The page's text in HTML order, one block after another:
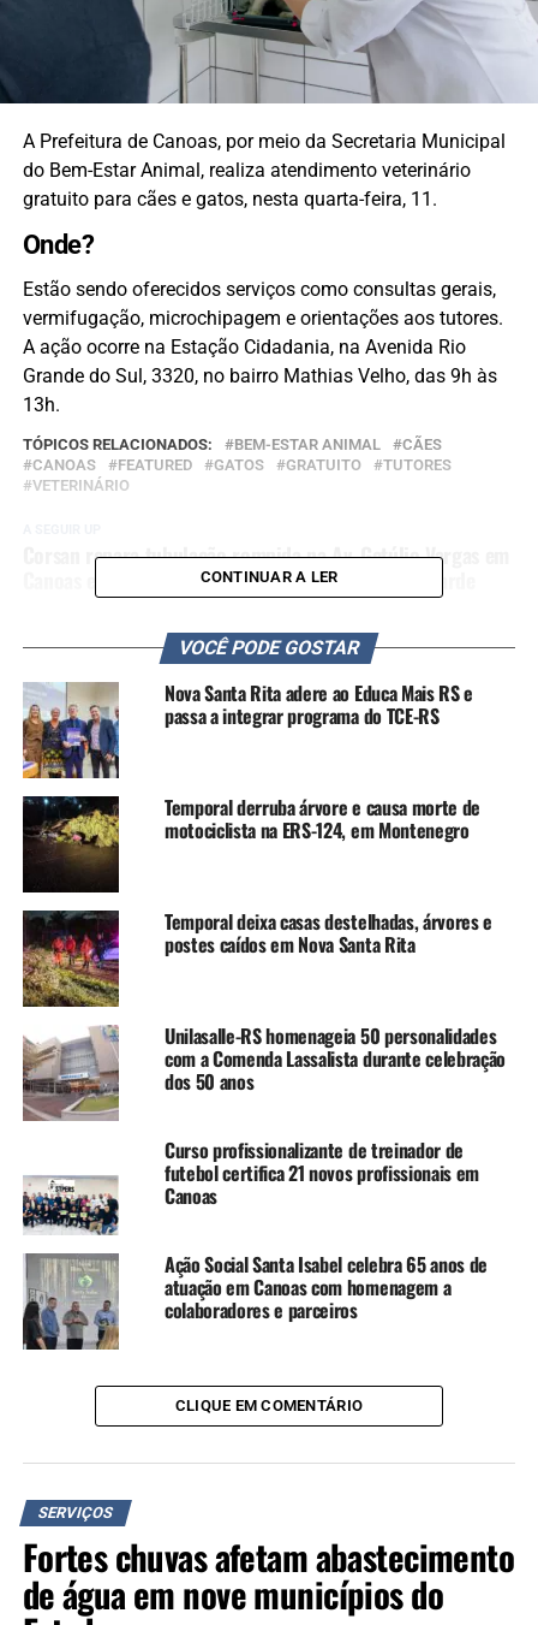
A Prefeitura de Canoas, por meio da Secretaria Municipal
do Bem-Estar Animal, realiza atendimento veterinário
gratuito para cães e gatos, nesta quarta-feira, 11.
Onde?
Estão sendo oferecidos serviços como consultas gerais,
vermifugação, microchipagem e orientações aos tutores.
A ação ocorre na Estação Cidadania, na Avenida Rio
Grande do Sul, 3320, no bairro Mathias Velho, das 9h às
13h.
TÓPICOS RELACIONADOS: BEM-ESTAR ANIMAL
CÃES
CANOAS
FEATURED GATOS GRATUITO
TUTORES
VETERINÁRIO
Corsan repara tubulação rompida na Av. Getúlio Vargas em
Canoas e normalização está prevista até o fim da tarde
Nova rede de água da Corsan entregue no bairro Fátima
beneficiará mais de 70 famílias
CONTINUAR A LER
VOCÊ PODE GOSTAR
Nova Santa Rita adere ao Educa Mais RS e
passa a integrar programa do TCE-RS
Temporal derruba árvore e causa morte de
motociclista na ERS-124, em Montenegro
Temporal deixa casas destelhadas, árvores e
postes caídos em Nova Santa Rita
Unilasalle-RS homenageia 50 personalidades
com a Comenda Lassalista durante celebração
dos 50 anos
Curso profissionalizante de treinador de
futebol certifica 21 novos profissionais em
Canoas
Ação Social Santa Isabel celebra 65 anos de
atuação em Canoas com homenagem a
colaboradores e parceiros
CLIQUE EM COMENTÁRIO
SERVIÇOS
Fortes chuvas afetam abastecimento
de água em nove municípios do